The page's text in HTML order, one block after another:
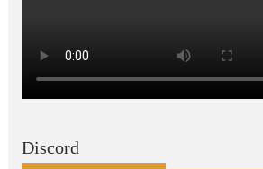
Discord